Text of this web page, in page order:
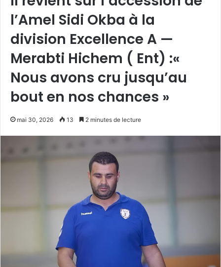
l’Amel Sidi Okba à la
division Excellence A —
Merabti Hichem ( Ent) :«
Nous avons cru jusqu’au
bout en nos chances »
mai 30, 2026 13 2 minutes de lecture